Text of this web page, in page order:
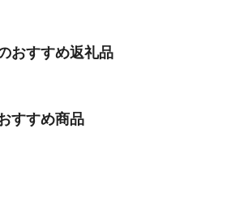
おすすめ返礼品
すすめ商品